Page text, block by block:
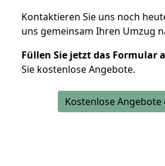
Kontaktieren Sie uns noch
uns gemeinsam Ihren Umzug
Füllen Sie jetzt das Formular
Sie kostenlose Angebote.
Kostenlose Angebote